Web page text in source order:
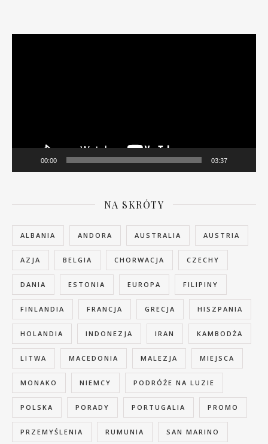
00:00 03:37
NA SKRÓTY
ALBANIA ANDORA AUSTRALIA AUSTRIA
AZJA BELGIA CHORWACJA CZECHY
DANIA ESTONIA EUROPA FILIPINY
FINLANDIA FRANCJA GRECJA HISZPANIA
HOLANDIA INDONEZJA IRAN KAMBODŻA
LITWA MACEDONIA MALEZJA MIEJSCA
MONAKO NIEMCY PODRÓŻE NA LUZIE
POLSKA PORADY PORTUGALIA PROMO
PRZEMYŚLENIA RUMUNIA SAN MARINO